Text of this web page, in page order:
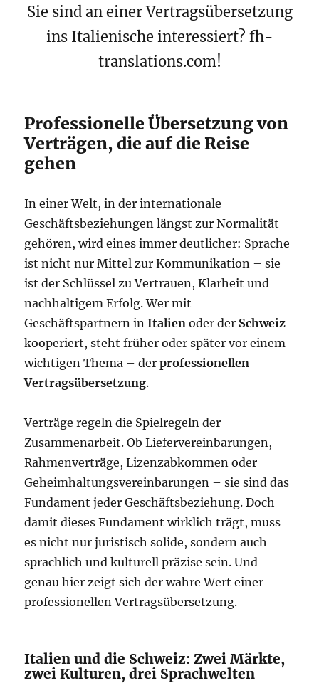
Sie sind an einer Vertragsübersetzung
ins Italienische interessiert? fh-
translations.com!
Professionelle Übersetzung von
Verträgen, die auf die Reise
gehen
In einer Welt, in der internationale
Geschäftsbeziehungen längst zur Normalität
gehören, wird eines immer deutlicher: Sprache
ist nicht nur Mittel zur Kommunikation – sie
ist der Schlüssel zu Vertrauen, Klarheit und
nachhaltigem Erfolg. Wer mit
Geschäftspartnern inItalien oder der Schweiz
kooperiert, steht früher oder später vor einem
wichtigen Thema – derprofessionellen
Vertragsübersetzung.
Verträge regeln die Spielregeln der
Zusammenarbeit. Ob Liefervereinbarungen,
Rahmenverträge, Lizenzabkommen oder
Geheimhaltungsvereinbarungen – sie sind das
Fundament jeder Geschäftsbeziehung. Doch
damit dieses Fundament wirklich trägt, muss
es nicht nur juristisch solide, sondern auch
sprachlich und kulturell präzise sein. Und
genau hier zeigt sich der wahre Wert einer
professionellen Vertragsübersetzung.
Italien und die Schweiz: Zwei Märkte,
zwei Kulturen, drei Sprachwelten